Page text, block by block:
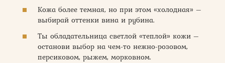
Кожа более темная, но при этом «холодная» –
выбирай оттенки вина и рубина.
Ты обладательница светлой «теплой» кожи –
останови выбор на чем-то нежно-розовом,
персиковом, рыжем, морковном.